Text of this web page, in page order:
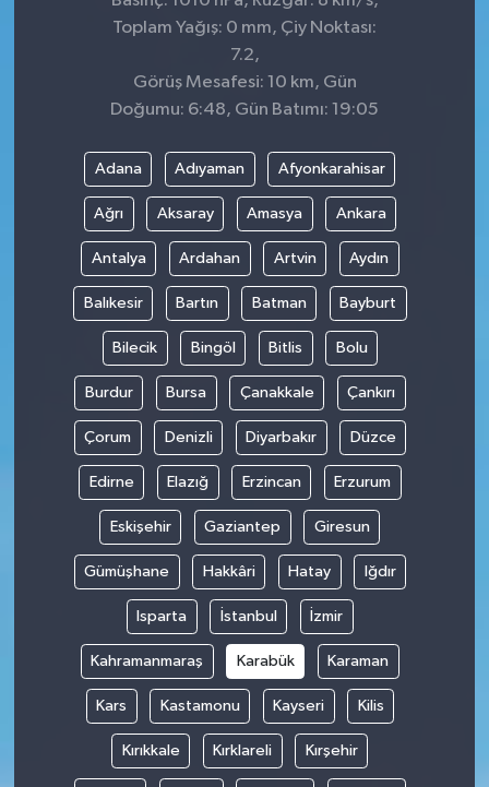
Toplam Yağış: 0 mm, Çiy Noktası:
7.2,
Görüş Mesafesi: 10 km, Gün
Doğumu: 6:48, Gün Batımı: 19:05
Adana Adıyaman Afyonkarahisar
Ağrı Aksaray Amasya Ankara
Antalya Ardahan Artvin Aydın
Balıkesir Bartın Batman Bayburt
Bilecik Bingöl Bitlis Bolu
Burdur Bursa Çanakkale Çankırı
Çorum Denizli Diyarbakır Düzce
Edirne Elazığ Erzincan Erzurum
Eskişehir Gaziantep Giresun
Gümüşhane Hakkâri Hatay Iğdır
Isparta İstanbul İzmir
Kahramanmaraş Karabük Karaman
Kars Kastamonu Kayseri Kilis
Kırıkkale Kırklareli Kırşehir